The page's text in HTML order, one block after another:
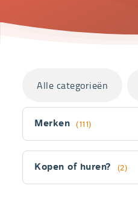
Filter
Merken (111)
Kopen of huren? (2)
Alle categorieën